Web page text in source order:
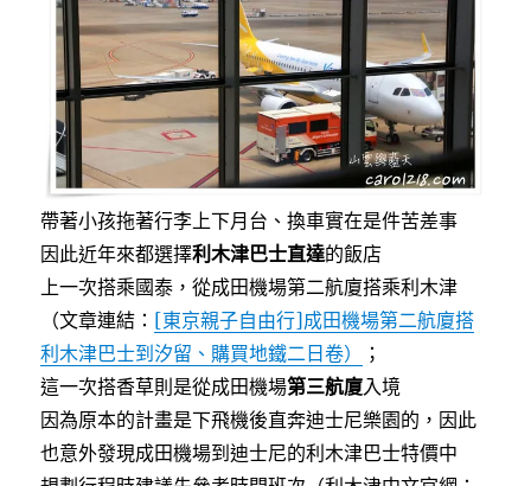
帶著小孩拖著行李上下月台、換車實在是件苦差事
因此近年來都選擇利木津巴士直達的飯店
上一次搭乘國泰，從成田機場第二航廈搭乘利木津
（文章連結： [東京親子自由行]成田機場第二航廈搭
利木津巴士到汐留、購買地鐵二日卷）
；
這一次搭香草則是從成田機場第三航廈入境
因為原本的計畫是下飛機後直奔迪士尼樂園的，因此
也意外發現成田機場到迪士尼的利木津巴士特價中